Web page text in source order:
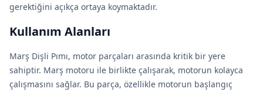
gerektiğini açıkça ortaya koymaktadır.
Kullanım Alanları
Marş Dişli Pımı, motor parçaları arasında kritik bir yere
sahiptir. Marş motoru ile birlikte çalışarak, motorun kolayca
çalışmasını sağlar. Bu parça, özellikle motorun başlangıç